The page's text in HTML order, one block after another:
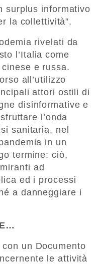
surplus informativo
la collettività”.
rivelati da
l’Italia come
e russa.
all’utilizzo
attori ostili di
disinformative e
l’onda
sanitaria, nel
in un
termine: ciò,
ad
ed i processi
a danneggiare i
con un Documento
le attività